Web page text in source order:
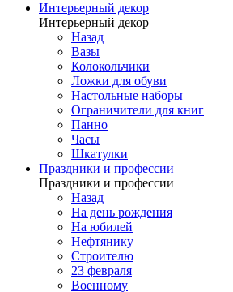
Интерьерный декор
Интерьерный декор
Назад
Вазы
Колокольчики
Ложки для обуви
Настольные наборы
Ограничители для книг
Панно
Часы
Шкатулки
Праздники и профессии
Праздники и профессии
Назад
На день рождения
На юбилей
Нефтянику
Строителю
23 февраля
Военному